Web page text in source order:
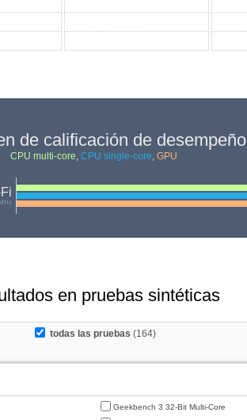
de calificación de desempeño
CPU multi-core, CPU single-core, GPU
en pruebas sintéticas
todas las pruebas (164)
Geekbench 3 32-Bit Multi-Core